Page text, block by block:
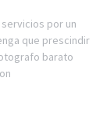
por un
que prescindir
barato